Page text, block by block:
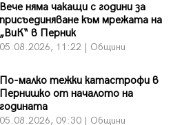
Вече няма чакащи с години за
присъединяване към мрежата на
„ВиК“ в Перник
05.08.2026, 11:22 | Общини
По-малко тежки катастрофи в
Пернишко от началото на
годината
05.08.2026, 09:30 | Общини